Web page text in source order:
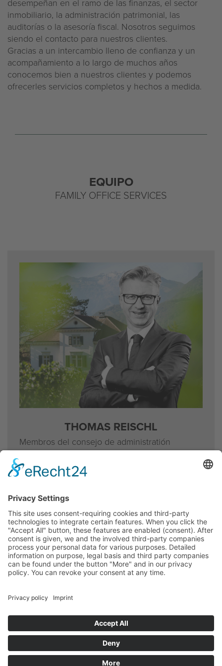
desempeñan en el ramo de las finanzas, el sector
inmobiliario, la administración patrimonial, las
auditorías o la asesoría fiscal. Nosotros seguimos
siendo el contacto para nuestros clientes.
Gracias a un intercambio lleno de confianza y un
acompañamiento a lo largo de muchos años
conocemos bien a nuestros clientes y podemos
ofrecerles servicios completos y hechos a medida.
EQUIPO
FAMILY OFFICE SERVICES
THOMAS REISCHL
Membros del consejo de administratión
LL.M
T directo
+423 236 10 53
t.reischl@interadvice.li